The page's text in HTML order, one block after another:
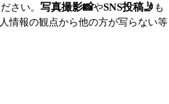
さい。 写真撮影📸やSNS投稿🤳 も
情報の観点から他の方が写らない等